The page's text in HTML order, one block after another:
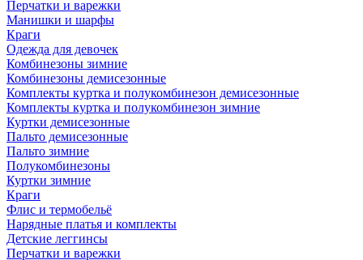
Перчатки и варежки
Манишки и шарфы
Краги
Одежда для девочек
Комбинезоны зимние
Комбинезоны демисезонные
Комплекты куртка и полукомбинезон демисезонные
Комплекты куртка и полукомбинезон зимние
Куртки демисезонные
Пальто демисезонные
Пальто зимние
Полукомбинезоны
Куртки зимние
Краги
Флис и термобельё
Нарядные платья и комплекты
Детские леггинсы
Перчатки и варежки